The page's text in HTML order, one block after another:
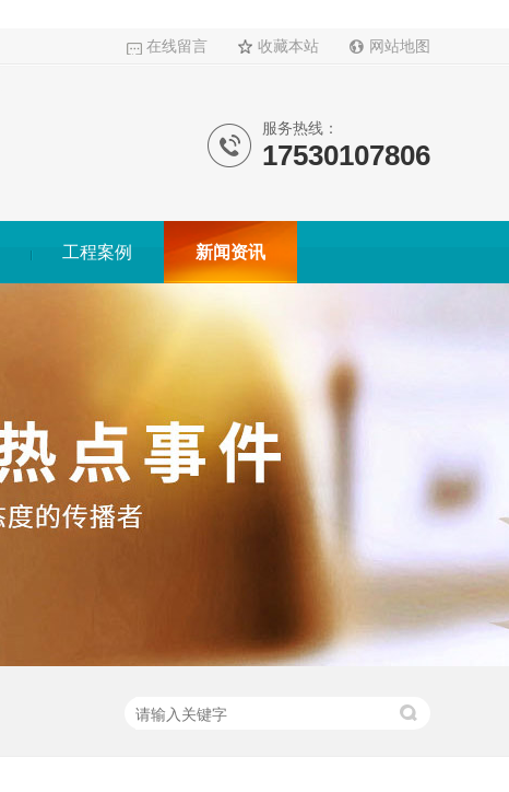
在线留言 收藏本站 网站地图
服务热线：
17530107806
工程案例 新闻资讯